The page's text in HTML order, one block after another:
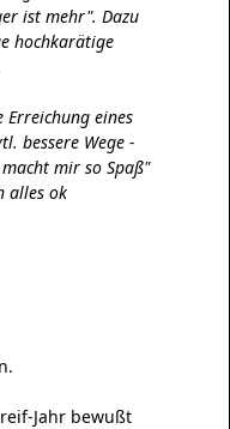
ist mehr". Dazu
hochkarätige
Erreichung eines
bessere Wege -
mir so Spaß"
alles ok
Jahr bewußt